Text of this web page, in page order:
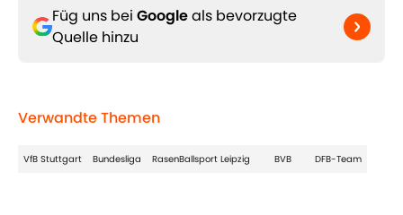
Füg uns bei Googleals bevorzugte
Quelle hinzu
Verwandte Themen
VfB Stuttgart Bundesliga RasenBallsport Leipzig BVB DFB-Team